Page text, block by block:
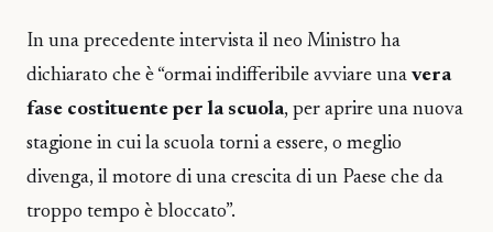
In una precedente intervista il neo Ministro ha
dichiarato che è “ormai indifferibile avviare una vera
fase costituente per la scuola, per aprire una nuova
stagione in cui la scuola torni a essere, o meglio
divenga, il motore di una crescita di un Paese che da
troppo tempo è bloccato”.